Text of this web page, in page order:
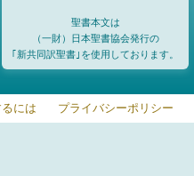
聖書本文は
（一財）日本聖書協会発行の
｢新共同訳聖書｣を使用しております。
には プライバシーポリシー